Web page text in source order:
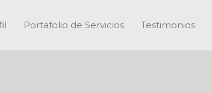
Portafolio de Servicios Testimonios